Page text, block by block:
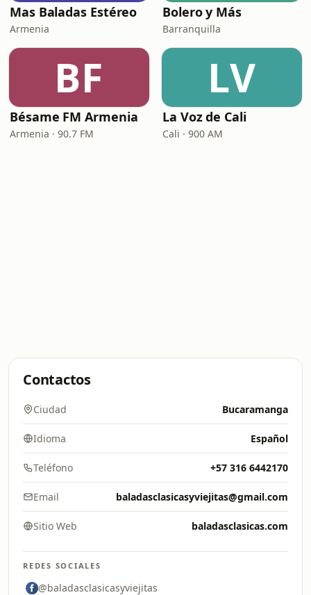
Mas Baladas Estéreo
Armenia
Bolero y Más
Barranquilla
BF
Bésame FM Armenia
Armenia · 90.7 FM
LV
La Voz de Cali
Cali · 900 AM
Contactos
Ciudad Bucaramanga
Idioma Español
Teléfono +57 316 6442170
Email baladasclasicasyviejitas@gmail.com
Sitio Web baladasclasicas.com
REDES SOCIALES
@baladasclasicasyviejitas